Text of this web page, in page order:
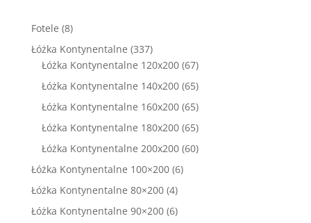
Fotele 88
produktów
Łóżka Kontynentalne 337337
produktów
Łóżka Kontynentalne 120x200 6767
produktów
Łóżka Kontynentalne 140x200 6565
produktów
Łóżka Kontynentalne 160x200 6565
produktów
Łóżka Kontynentalne 180x200 6565
produktów
Łóżka Kontynentalne 200x200 6060
Łóżka Kontynentalne 100×200 66
Łóżka Kontynentalne 80×200 44
produkty
Łóżka Kontynentalne 90×200 66